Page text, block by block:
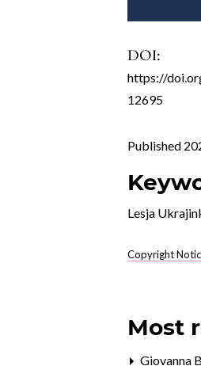
DOI:
https://
12695
Published
Lesja
Copyright
Most
Giovanna